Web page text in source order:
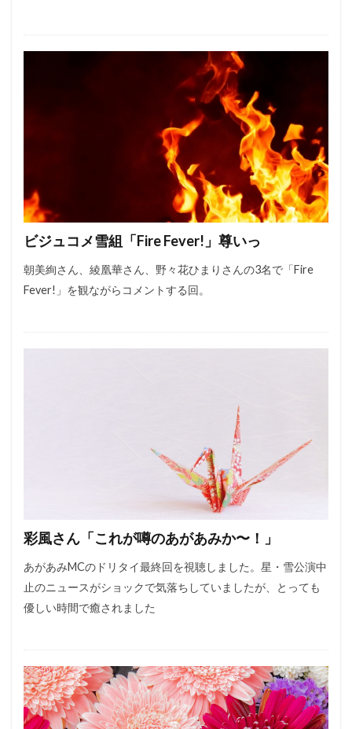
ビジュコメ雪組「Fire Fever!」尊いっ
朝美絢さん、綾凰華さん、野々花ひまりさんの3名で「Fire
Fever!」を観ながらコメントする回。
彩風さん「これが噂のあがあみか〜！」
あがあみMCのドリタイ最終回を視聴しました。星・雪公演中
止のニュースがショックで気落ちしていましたが、とっても
優しい時間で癒されました